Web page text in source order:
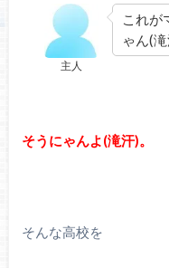
主人
これが
ゃん(
そうにゃんよ(滝汗)。
そんな高校を